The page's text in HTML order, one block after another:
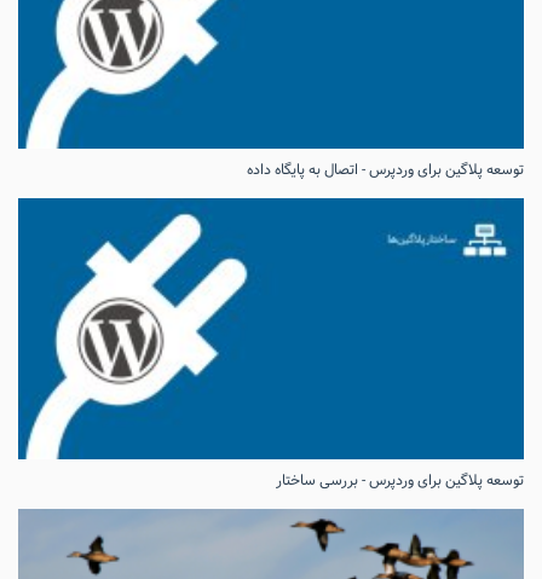
توسعه پلاگین برای وردپرس - اتصال به پایگاه داده
توسعه پلاگین برای وردپرس - بررسی ساختار